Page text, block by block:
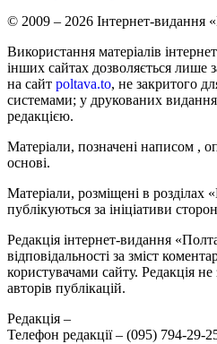
© 2009 – 2026 Інтернет-видання
Використання матеріалів
інших сайтах дозволяється лише
на сайт poltava.to, не закритого
системами; у друкованих
редакцією.
Матеріали, позначені написом ,
основі.
Матеріали, розміщені в розділах
публікуються за ініціативи
Редакція інтернет-видання
відповідальності за зміст
користувачами сайту. Редакція
авторів публікацій.
Редакція –
Телефон редакції – (095) 794-29-